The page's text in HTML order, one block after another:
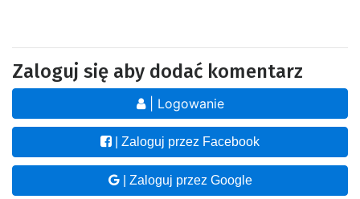
Zaloguj się aby dodać komentarz
| Logowanie
| Zaloguj przez Facebook
| Zaloguj przez Google